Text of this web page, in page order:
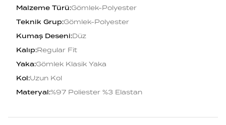
Malzeme Türü:Gömlek-Polyester
Teknik Grup:Gömlek-Polyester
Kumaş Deseni:Düz
Kalıp:Regular Fit
Yaka:Gömlek Klasik Yaka
Kol:Uzun Kol
Materyal:%97 Poliester %3 Elastan